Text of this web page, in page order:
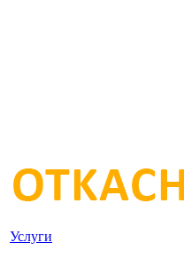
Услуги